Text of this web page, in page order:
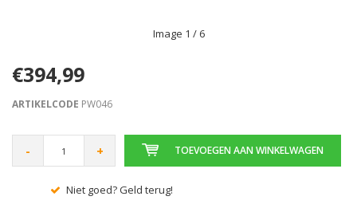
Image 1 / 6
€394,99
ARTIKELCODE PW046
- + TOEVOEGEN AAN WINKELWAGEN
Niet goed? Geld terug!